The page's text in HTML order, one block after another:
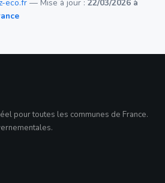
eco.fr — Mise à jour : 22/03/2026 à
pour toutes les communes de France.